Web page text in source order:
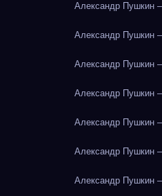
Александр Пушкин
Александр Пушкин
Александр Пушкин
Александр Пушкин
Александр Пушкин
Александр Пушкин
Александр Пушкин